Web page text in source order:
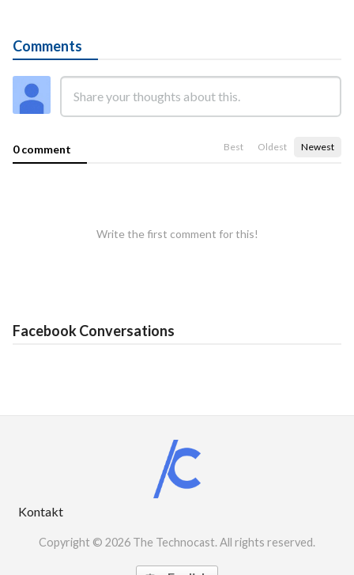
Comments
0 comment Best Oldest Newest
Write the first comment for this!
Facebook Conversations
Kontakt
Copyright © 2026 The Technocast. All rights reserved.